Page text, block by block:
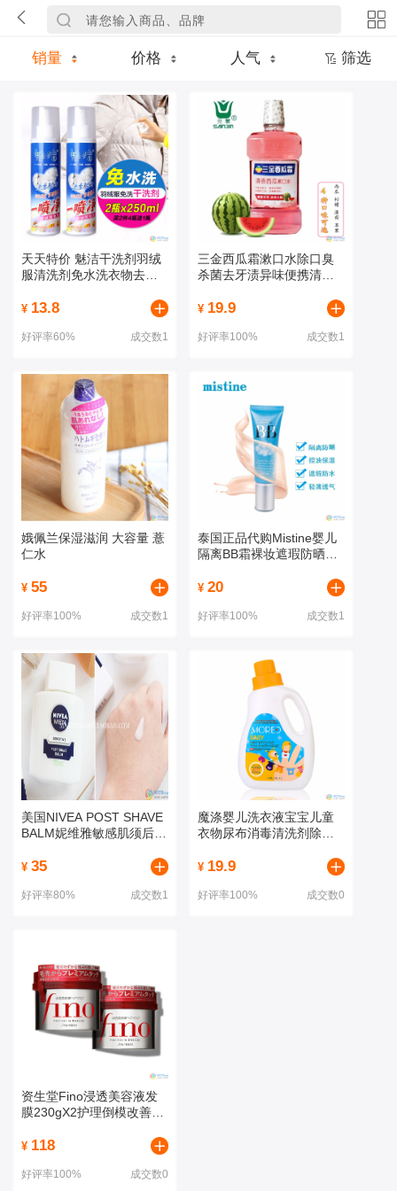
销量 价格 人气 筛选
天天特价 魅洁干洗剂羽绒
服清洗剂免水洗衣物去油
¥ 13.8
好评率60% 成交数1
三金西瓜霜漱口水除口臭
杀菌去牙渍异味便携清新
¥ 19.9
好评率100% 成交数1
娥佩兰保湿滋润 大容量 薏
仁水
¥55
好评率100% 成交数1
泰国正品代购Mistine婴儿
隔离BB霜裸妆遮瑕防晒美
¥ 20
好评率100% 成交数1
美国NIVEA POST SHAVE
BALM妮维雅敏感肌须后乳
¥35
好评率80% 成交数1
魔涤婴儿洗衣液宝宝儿童
衣物尿布消毒清洗剂除菌
¥ 19.9
好评率100% 成交数0
资生堂Fino浸透美容液发
膜230gX2护理倒模改善毛
¥ 118
好评率100% 成交数0